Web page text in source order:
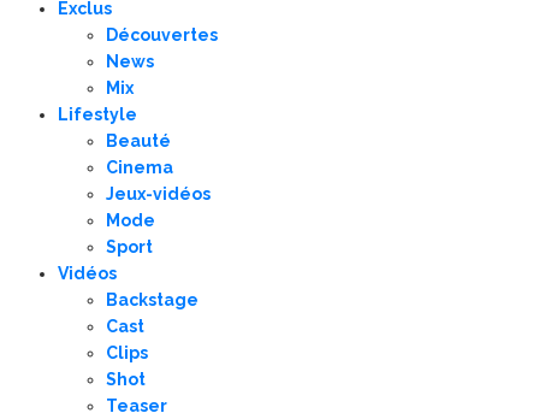
Exclus
Découvertes
News
Mix
Lifestyle
Beauté
Cinema
Jeux-vidéos
Mode
Sport
Vidéos
Backstage
Cast
Clips
Shot
Teaser